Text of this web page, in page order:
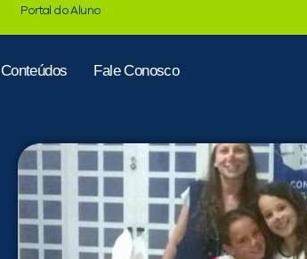
Portal do Aluno
Conteúdos Fale Conosco